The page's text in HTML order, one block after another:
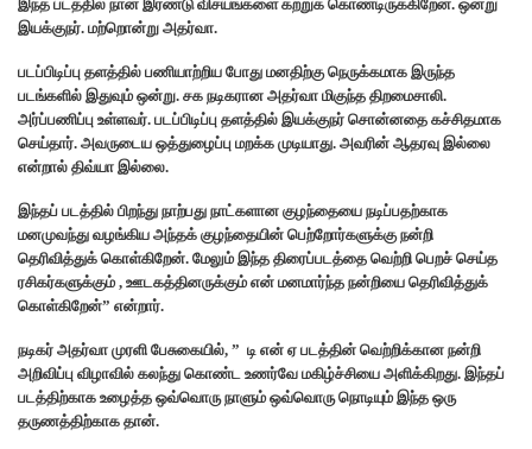
இந்த படத்தில் நான் இரண்டு விசயங்களை கற்றுக் கொண்டிருக்கிறேன். ஒன்று
இயக்குநர். மற்றொன்று அதர்வா.
படப்பிடிப்பு தளத்தில் பணியாற்றிய போது மனதிற்கு நெருக்கமாக இருந்த
படங்களில் இதுவும் ஒன்று.‌ சக நடிகரான அதர்வா மிகுந்த திறமைசாலி.
அர்ப்பணிப்பு உள்ளவர். படப்பிடிப்பு தளத்தில் இயக்குநர் சொன்னதை கச்சிதமாக
செய்தார். அவருடைய ஒத்துழைப்பு மறக்க முடியாது. அவரின் ஆதரவு இல்லை
என்றால் திவ்யா இல்லை.
இந்தப் படத்தில் பிறந்து நாற்பது நாட்களான குழந்தையை நடிப்பதற்காக
மனமுவந்து வழங்கிய அந்தக் குழந்தையின் பெற்றோர்களுக்கு நன்றி
தெரிவித்துக் கொள்கிறேன். மேலும் இந்த திரைப்படத்தை வெற்றி பெறச் செய்த
ரசிகர்களுக்கும் , ஊடகத்தினருக்கும் என் மனமார்ந்த நன்றியை தெரிவித்துக்
கொள்கிறேன்” என்றார்.
நடிகர் அதர்வா முரளி பேசுகையில், ” ‌ டி என் ஏ படத்தின் வெற்றிக்கான நன்றி
அறிவிப்பு விழாவில் கலந்து கொண்ட உணர்வே மகிழ்ச்சியை அளிக்கிறது. இந்தப்
படத்திற்காக உழைத்த ஒவ்வொரு நாளும் ஒவ்வொரு நொடியும் இந்த ஒரு
தருணத்திற்காக தான்.